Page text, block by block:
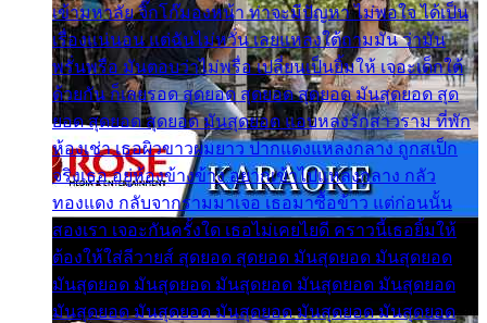
เข้ามหาลัย จิ๊กโก๊มองหน้า ท่าจะมีปัญหา ไม่พอใจ ได้เป็น
เรื่องแน่นอน แต่ฉันไม่หวั่น เลยแหลงใต้ถามมัน ว่ามัน
พรั่นพรือ มันตอบว่าไม่พรื่อ เปลี่ยนเป็นยิ้มให้ เจอะเด็กใต้
ด้วยกัน ก็เลยรอด สุดยอด สุดยอด สุดยอด มันสุดยอด สุด
ยอด สุดยอด สุดยอด มันสุดยอด แอบหลงรักสาวราม ที่พัก
ห้องเช่า เธอผิวขาวผมยาว ปากแดงแหลงกลาง ถูกสเป็ก
จริงเธอ อยู่ห้องข้างข้าง อยากเข้าไปแหลงกลาง กลัว
ทองแดง กลับจากรามมาเจอ เธอมาซื้อข้าว แต่ก่อนนั้น
สองเรา เจอะกันครั้งใด เธอไม่เคยไยดี คราวนี้เธอยิ้มให้
ต้องให้ใส่ลีวายส์ สุดยอด สุดยอด มันสุดยอด มันสุดยอด
มันสุดยอด มันสุดยอด มันสุดยอด มันสุดยอด มันสุดยอด
มันสุดยอด มันสุดยอด มันสุดยอด มันสุดยอด มันสุดยอด